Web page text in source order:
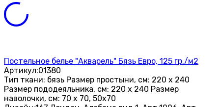
Постельное белье "Акварель" Бязь Евро, 125 гр./м2
Артикул:01380
Тип ткани: бязь Размер простыни, см: 220 х 240
Размер пододеяльника, см: 220 х 240 Размер
наволочки, см: 70 х 70, 50х70